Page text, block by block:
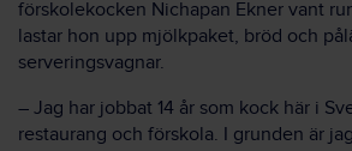
förskolekocken Nichapan Ekner vant
lastar hon upp mjölkpaket, bröd och
serveringsvagnar.
– Jag har jobbat 14 år som kock här i
restaurang och förskola. I grunden är